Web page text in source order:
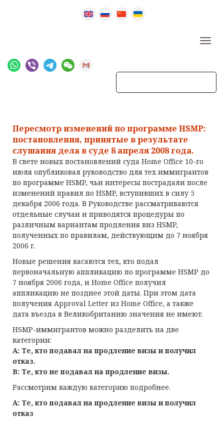
Пересмотр изменений по программе HSMP:
постановления, принятые в результате
слушания дела в суде 8 апреля 2008 года.
В свете новых постановлений суда Home Office 10-го
июля опубликовал руководство для тех иммигрантов
по программе HSMP, чьи интересы пострадали после
изменений правил по HSMP, вступивших в силу 5
декабря 2006 года. В Руководстве рассматриваются
отдельные случаи и приводятся процедуры по
различным вариантам продления виз HSMP,
полученных по правилам, действующим до 7 ноября
2006 г.
Новые решения касаются тех, кто подал
первоначальную аппликацию по программе HSMP до
7 ноября 2006 года, и Home Office получил
аппликацию не позднее этой даты. При этом дата
получения Approval Letter из Home Office, а также
дата въезда в Великобританию значения не имеют.
HSMP-иммигрантов можно разделить на две
категории:
А: Те, кто подавал на продление визы и получил
отказ.
В: Те, кто не подавал на продление визы.
Рассмотрим каждую категорию подробнее.
А: Те, кто подавал на продление визы и получил
отказ